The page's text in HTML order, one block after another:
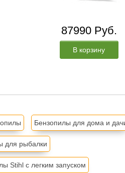
87990 Руб.
В корзину
Бензопилы для дома и
для рыбалки
Stihl с легким запуском